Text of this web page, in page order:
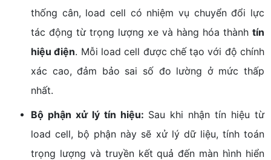
thống cân, load cell có nhiệm vụ chuyển đổi lực
tác động từ trọng lượng xe và hàng hóa thành tín
hiệu điện. Mỗi load cell được chế tạo với độ chính
xác cao, đảm bảo sai số đo lường ở mức thấp
nhất.
Bộ phận xử lý tín hiệu: Sau khi nhận tín hiệu từ
load cell, bộ phận này sẽ xử lý dữ liệu, tính toán
trọng lượng và truyền kết quả đến màn hình hiển